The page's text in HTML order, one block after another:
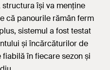
își va menține
că panourile rămân ferm
sistemul a fost testat
și încărcăturilor de
în fiecare sezon și